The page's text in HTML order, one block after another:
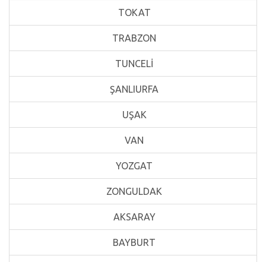
TOKAT
TRABZON
TUNCELİ
ŞANLIURFA
UŞAK
VAN
YOZGAT
ZONGULDAK
AKSARAY
BAYBURT